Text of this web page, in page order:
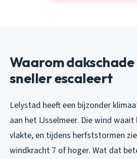
Waarom
sneller escaleert
Lelystad heeft een bijzonder
aan het IJsselmeer. Die wind
vlakte, en tijdens herfststormen
windkracht 7 of hoger. Wat dat